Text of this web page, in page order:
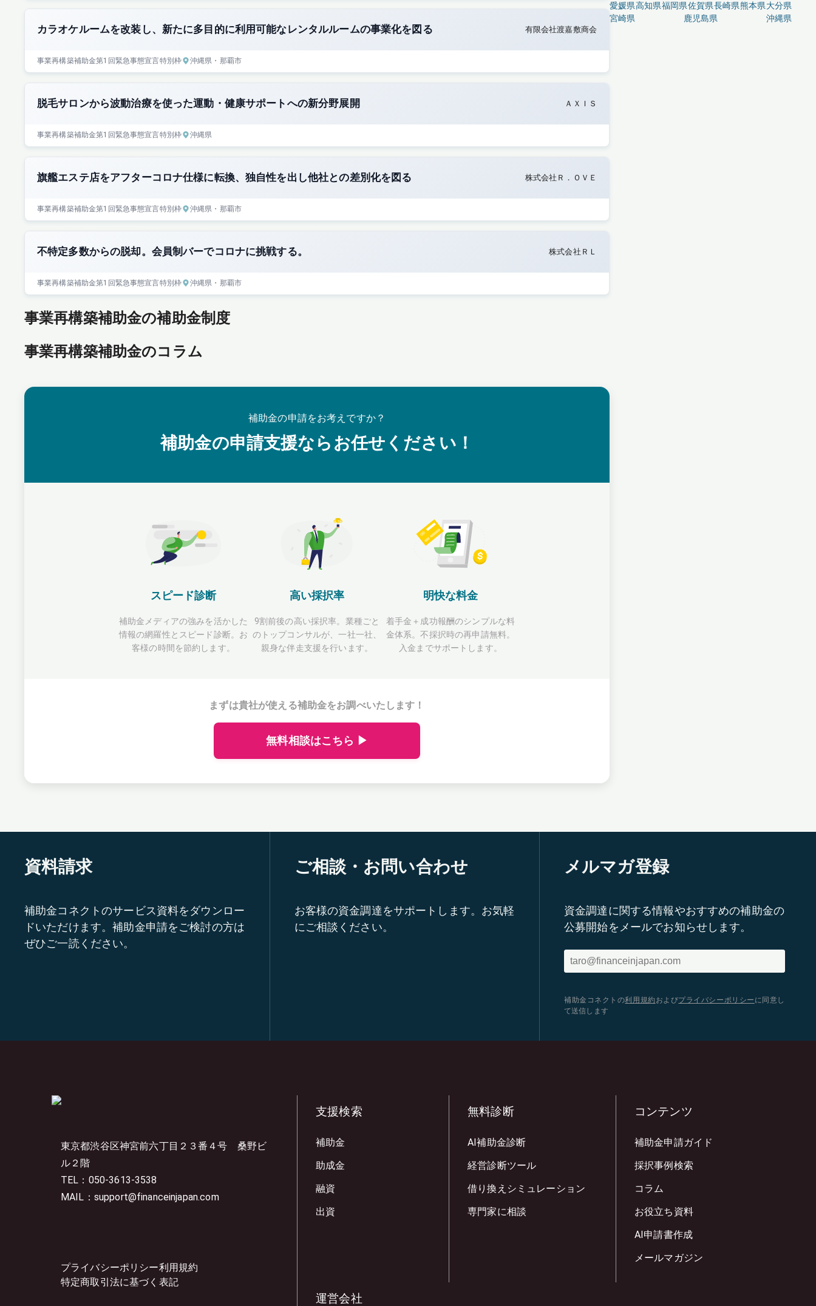
カラオケルームを改装し、新たに多目的に利用可能なレンタルルームの事業化を図る 有限会社渡嘉敷商会
事業再構築補助金第1回緊急事態宣言特別枠 沖縄県 ・那覇市
脱毛サロンから波動治療を使った運動・健康サポートへの新分野展開 ＡＸＩＳ
事業再構築補助金第1回緊急事態宣言特別枠 沖縄県
旗艦エステ店をアフターコロナ仕様に転換、独自性を出し他社との差別化を図る 株式会社Ｒ．ＯＶＥ
事業再構築補助金第1回緊急事態宣言特別枠 沖縄県 ・那覇市
不特定多数からの脱却。会員制バーでコロナに挑戦する。 株式会社ＲＬ
事業再構築補助金第1回緊急事態宣言特別枠 沖縄県 ・那覇市
事業再構築補助金の補助金制度
事業再構築補助金のコラム
補助金の申請をお考えですか？
補助金の申請支援ならお任せください！
スピード診断
補助金メディアの強みを活かした
情報の網羅性とスピード診断。お
客様の時間を節約します。
高い採択率
9割前後の高い採択率。業種ごと
のトップコンサルが、一社一社、
親身な伴走支援を行います。
明快な料金
着手金＋成功報酬のシンプルな料
金体系。不採択時の再申請無料。
入金までサポートします。
まずは貴社が使える補助金をお調べいたします！
無料相談はこちら ▶
愛媛県高知県福岡県佐賀県長崎県熊本県大分県
宮崎県
鹿児島県 沖縄県
資料請求
補助金コネクトのサービス資料をダウンロー
ドいただけます。補助金申請をご検討の方は
ぜひご一読ください。
ご相談・お問い合わせ
お客様の資金調達をサポートします。お気軽
にご相談ください。
メルマガ登録
資金調達に関する情報やおすすめの補助金の
公募開始をメールでお知らせします。
補助金コネクトの利用規約 およびプライバシーポリシー に同意し
て送信します
東京都渋谷区神宮前六丁目２３番４号 桑野ビ
ル２階
TEL：050-3613-3538
MAIL：support@financeinjapan.com
プライバシーポリシー利用規約
特定商取引法に基づく表記
支援検索
補助金
助成金
融資
出資
無料診断
AI補助金診断
経営診断ツール
借り換えシミュレーション
専門家に相談
コンテンツ
補助金申請ガイド
採択事例検索
コラム
お役立ち資料
AI申請書作成
メールマガジン
運営会社